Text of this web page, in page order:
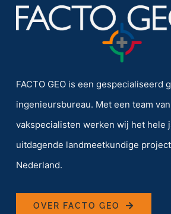
FACTO GEO is een gespecialiseerd
ingenieursbureau. Met een team
vakspecialisten werken wij het hele
uitdagende landmeetkundige
Nederland.
OVER FACTO GEO